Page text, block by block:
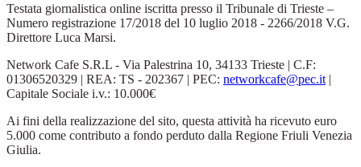
Testata giornalistica online iscritta presso il Tribunale di Trieste –
Numero registrazione 17/2018 del 10 luglio 2018 - 2266/2018 V.G.
Direttore Luca Marsi.
Network Cafe S.R.L - Via Palestrina 10, 34133 Trieste | C.F:
01306520329 | REA: TS - 202367 | PEC: networkcafe@pec.it |
Capitale Sociale i.v.: 10.000€
Ai fini della realizzazione del sito, questa attività ha ricevuto euro
5.000 come contributo a fondo perduto dalla Regione Friuli Venezia
Giulia.